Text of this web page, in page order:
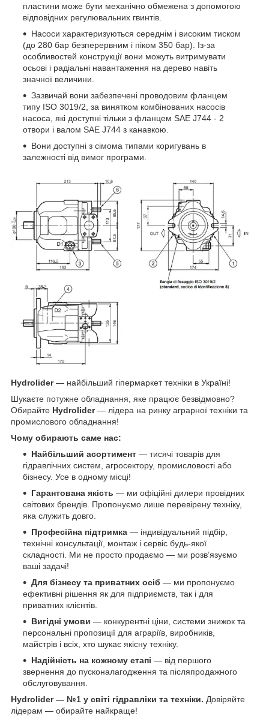
пластини може бути механічно обмежена з допомогою
відповідних регулювальних гвинтів.
Насоси характеризуються середнім і високим тиском
(до 280 бар безперервним і піком 350 бар). Із-за
особливостей конструкції вони можуть витримувати
осьові і радіальні навантаження на дерево навіть
значної величини.
Зазвичай вони забезпечені проводовим фланцем
типу ISO 3019/2, за винятком комбінованих насосів
насоса, які доступні тільки з фланцем SAE J744 - 2
отвори і валом SAE J744 з канавкою.
Вони доступні з сімома типами коригувань в
залежності від вимог програми.
Hydrolider— найбільший гіпермаркет техніки в Україні!
Шукаєте потужне обладнання, яке працює безвідмовно?
Обирайте Hydrolider— лідера на ринку аграрної техніки та
промислового обладнання!
Чому обирають саме нас:
Найбільший асортимент — тисячі товарів для
гідравлічних систем, агросектору, промисловості або
бізнесу. Усе в одному місці!
Гарантована якість — ми офіційні дилери провідних
світових брендів. Пропонуємо лише перевірену техніку,
яка служить довго.
Професійна підтримка — індивідуальний підбір,
технічні консультації, монтаж і сервіс будь-якої
складності. Ми не просто продаємо — ми розв’язуємо
ваші задачі!
Для бізнесу та приватних осіб — ми пропонуємо
ефективні рішення як для підприємств, так і для
приватних клієнтів.
Вигідні умови — конкурентні ціни, системи знижок та
персональні пропозиції для аграріїв, виробників,
майстрів і всіх, хто шукає якісну техніку.
Надійність на кожному етапі — від першого
звернення до пусконалагодження та післяпродажного
обслуговування.
Hydrolider — №1 у світі гідравліки та техніки. Довіряйте
лідерам — обирайте найкраще!